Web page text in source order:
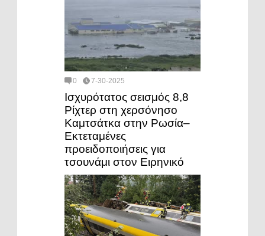
0 7-30-2025
Ισχυρότατος σεισμός 8,8
Ρίχτερ στη χερσόνησο
Καμτσάτκα στην Ρωσία–
Εκτεταμένες
προειδοποιήσεις για
τσουνάμι στον Ειρηνικό